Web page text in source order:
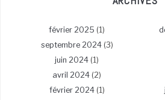
février 2025 (1)
septembre 2024(3)
juin 2024 (1)
avril 2024 (2)
février 2024(1)